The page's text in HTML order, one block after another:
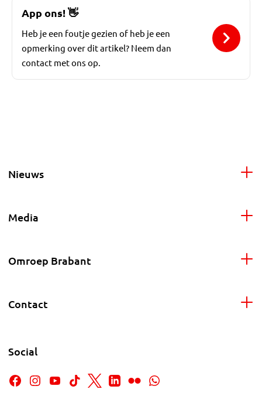
App ons!👋
Heb je een foutje gezien of heb je een
opmerking over dit artikel? Neem dan
contact met ons op.
Nieuws
Media
Omroep Brabant
Contact
Social